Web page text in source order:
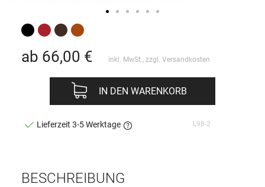
BESCHREIBUNG
ab 66,00 € inkl. MwSt., zzgl. Versandkosten
IN DEN WARENKORB
Lieferzeit 3-5 Werktage L98-2